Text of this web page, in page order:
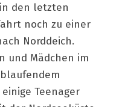
den letzten
noch zu einer
Norddeich.
und Mädchen im
Teenager